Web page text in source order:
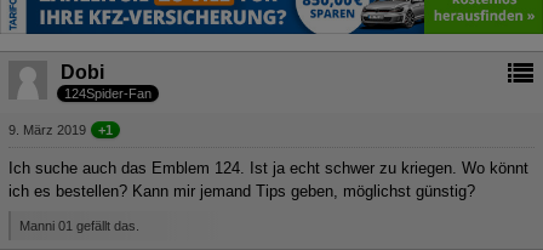
Dobi
124Spider-Fan
9. März 2019 +1
Ich suche auch das Emblem 124. Ist ja echt schwer zu kriegen. Wo könnt
ich es bestellen? Kann mir jemand Tips geben, möglichst günstig?
Manni 01 gefällt das.